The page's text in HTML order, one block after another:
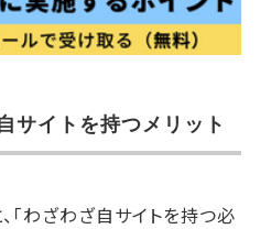
サイトを持つメリット
「わざわざ自サイトを持つ必